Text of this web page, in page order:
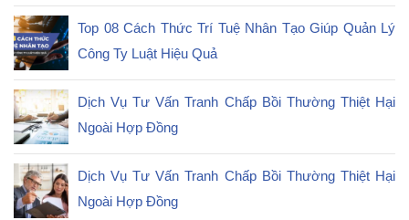
Top 08 Cách Thức Trí Tuệ Nhân Tạo Giúp Quản Lý
Công Ty Luật Hiệu Quả
Dịch Vụ Tư Vấn Tranh Chấp Bồi Thường Thiệt Hại
Ngoài Hợp Đồng
Dịch Vụ Tư Vấn Tranh Chấp Bồi Thường Thiệt Hại
Ngoài Hợp Đồng